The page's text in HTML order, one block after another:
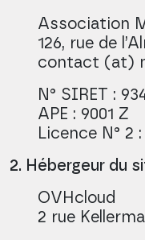
Association
126, rue de
contact (at)
N° SIRET :
APE : 9001 Z
Licence N° 2
2. Hébergeur du
OVHcloud
2 rue